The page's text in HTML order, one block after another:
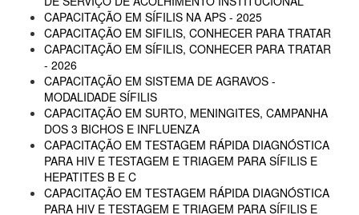
CAPACITAÇÃO EM SÍFILIS NA APS - 2025
CAPACITAÇÃO EM SIFILIS, CONHECER PARA TRATAR
CAPACITAÇÃO EM SÍFILIS, CONHECER PARA TRATAR
- 2026
CAPACITAÇÃO EM SISTEMA DE AGRAVOS -
MODALIDADE SÍFILIS
CAPACITAÇÃO EM SURTO, MENINGITES, CAMPANHA
DOS 3 BICHOS E INFLUENZA
CAPACITAÇÃO EM TESTAGEM RÁPIDA DIAGNÓSTICA
PARA HIV E TESTAGEM E TRIAGEM PARA SÍFILIS E
HEPATITES B E C
CAPACITAÇÃO EM TESTAGEM RÁPIDA DIAGNÓSTICA
PARA HIV E TESTAGEM E TRIAGEM PARA SÍFILIS E